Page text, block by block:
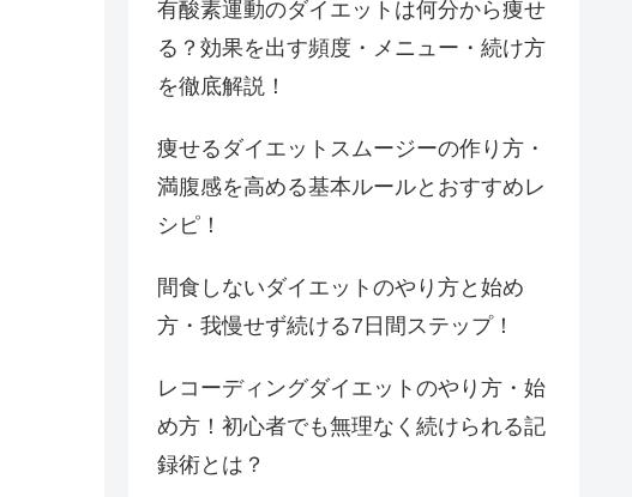
有酸素運動のダイエットは何分から痩せ
る？効果を出す頻度・メニュー・続け方
を徹底解説！
痩せるダイエットスムージーの作り方・
満腹感を高める基本ルールとおすすめレ
シピ！
間食しないダイエットのやり方と始め
方・我慢せず続ける7日間ステップ！
レコーディングダイエットのやり方・始
め方！初心者でも無理なく続けられる記
録術とは？